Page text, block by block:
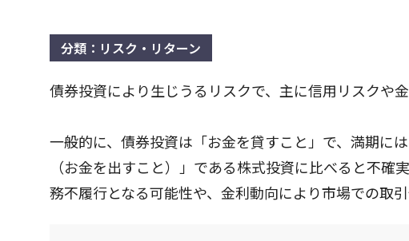
分類：リスク・リターン
債券投資により生じうるリスクで、主に信用リスクや
一般的に、債券投資は「お金を貸すこと」で、満期に
（お金を出すこと）」である株式投資に比べると不
務不履行となる可能性や、金利動向により市場での取